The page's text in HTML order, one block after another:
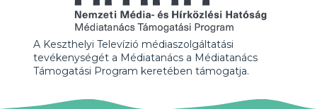
A Keszthelyi Televízió médiaszolgáltatási
tevékenységét a Médiatanács a Médiatanács
Támogatási Program keretében támogatja.